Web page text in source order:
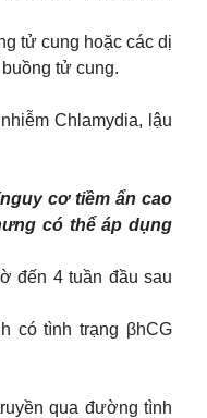
tử cung hoặc các dị
tử cung.
Chlamydia, lậu
cơ tiềm ẩn cao
có thể áp dụng
đến 4 tuần đầu sau
có tình trạng βhCG
qua đường tình